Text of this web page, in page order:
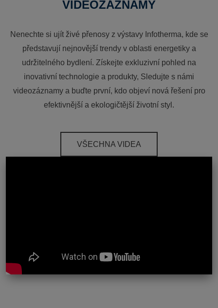
VIDEOZÁZNAMY
Nenechte si ujít živé přenosy z výstavy Infotherma, kde se
představují nejnovější trendy v oblasti energetiky a
udržitelného bydlení. Získejte exkluzivní pohled na
inovativní technologie a produkty, Sledujte s námi
videozáznamy a buďte první, kdo objeví nová řešení pro
efektivnější a ekologičtější životní styl.
VŠECHNA VIDEA